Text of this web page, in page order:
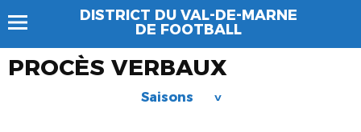
DISTRICT DU VAL-DE-MARNE
DE FOOTBALL
PROCÈS VERBAUX
Saisons >